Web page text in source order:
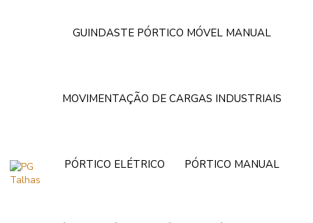
GUINDASTE PÓRTICO MÓVEL MANUAL
MOVIMENTAÇÃO DE CARGAS INDUSTRIAIS
PÓRTICO ELÉTRICO PÓRTICO MANUAL